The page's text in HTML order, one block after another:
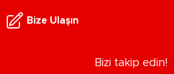
Bize Ulaşın
Bizi takip edin!